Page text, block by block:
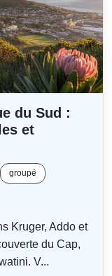
du Sud :
et
groupé
Kruger, Addo et
du Cap,
V...